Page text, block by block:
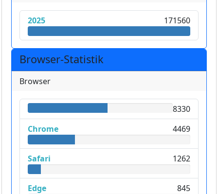
2025 171560
Browser-Statistik
Browser
8330
Chrome
4469
Safari 1262
Edge 845